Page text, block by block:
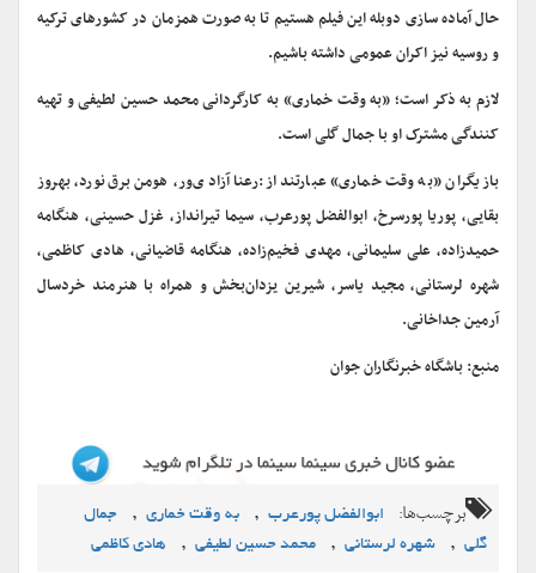
حال آماده سازی دوبله این فیلم هستیم تا به صورت همزمان در کشورهای ترکیه
و روسیه نیز اکران عمومی داشته باشیم.
لازم به ذکر است؛ «به وقت خماری» به کارگردانی محمد حسین لطیفی و تهیه
کنندگی مشترک او با جمال گلی است.
بازیگران «به وقت خماری» عبارتند از:رعنا آزادی‌ور، هومن برق‌نورد، بهروز
بقایی، پوریا پورسرخ، ابوالفضل پورعرب، سیما تیرانداز، غزل حسینی، هنگامه
حمیدزاده، علی سلیمانی، مهدی فخیم‌زاده، هنگامه قاضیانی، هادی کاظمی،
شهره لرستانی، مجید یاسر، شیرین یزدان‌بخش و همراه با هنرمند خردسال
آرمین جداخانی.
منبع: باشگاه خبرنگاران جوان
برچسب‌ها: ابوالفضل پورعرب , به وقت خماری ,
جمال
گلی , شهره لرستانی , محمد حسین لطیفی , هادی کاظمی